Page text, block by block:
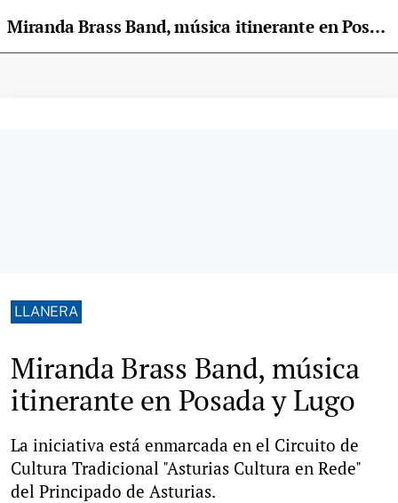
Miranda Brass Band, música itinerante en Posada y Lugo
LLANERA
Miranda Brass Band, música
itinerante en Posada y Lugo
La iniciativa está enmarcada en el Circuito de
Cultura Tradicional "Asturias Cultura en Rede"
del Principado de Asturias.